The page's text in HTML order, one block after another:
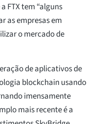
FTX tem “alguns
as empresas em
o mercado de
de aplicativos de
blockchain usando
imensamente
mais recente é a